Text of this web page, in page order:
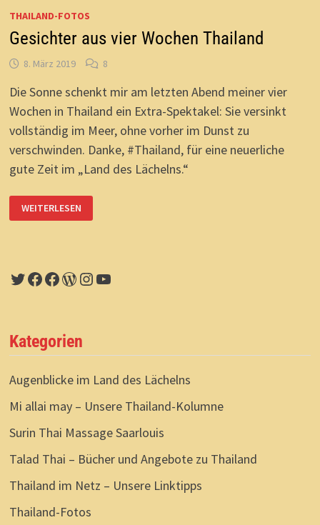
THAILAND-FOTOS
Gesichter aus vier Wochen Thailand
8. März 2019 8
Die Sonne schenkt mir am letzten Abend meiner vier
Wochen in Thailand ein Extra-Spektakel: Sie versinkt
vollständig im Meer, ohne vorher im Dunst zu
verschwinden. Danke, #Thailand, für eine neuerliche
gute Zeit im „Land des Lächelns.“
GESICHTER
AUS
VIER
WEITERLESEN
Twitter
Facebook
Facebook
WordPress
Instagram
YouTube
Kategorien
Augenblicke im Land des Lächelns
Mi allai may – Unsere Thailand-Kolumne
Surin Thai Massage Saarlouis
Talad Thai – Bücher und Angebote zu Thailand
Thailand im Netz – Unsere Linktipps
Thailand-Fotos